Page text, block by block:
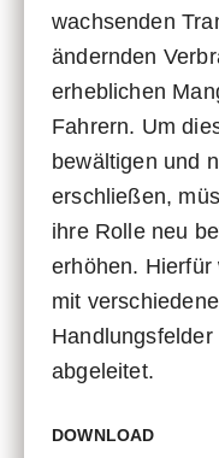
wachsenden
ändernden
erheblichen
Fahrern. Um
bewältigen und
erschließen,
ihre Rolle neu
erhöhen. Hierfür
mit
abgeleitet.
DOWNLOAD